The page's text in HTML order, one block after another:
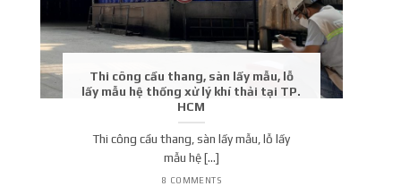
Thi công cầu thang, sàn lấy mẫu, lỗ
lấy mẫu hệ thống xử lý khí thải tại TP.
HCM
Thi công cầu thang, sàn lấy mẫu, lỗ lấy
mẫu hệ [...]
8 COMMENTS